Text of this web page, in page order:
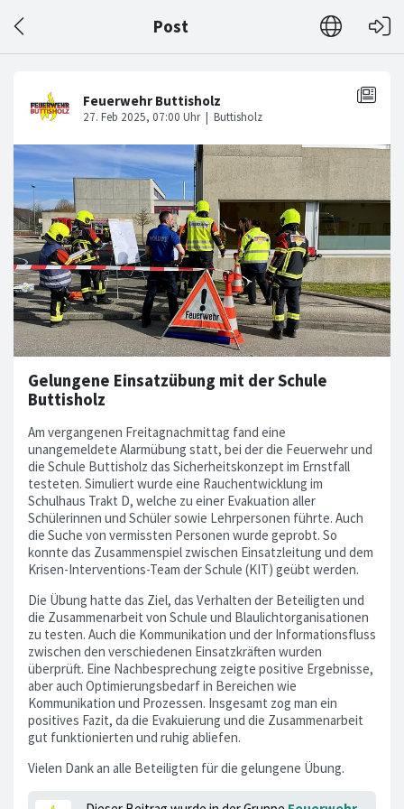
Post
Gelungene Einsatzübung mit der Schule
Buttisholz
Am vergangenen Freitagnachmittag fand eine
unangemeldete Alarmübung statt, bei der die Feuerwehr und
die Schule Buttisholz das Sicherheitskonzept im Ernstfall
testeten. Simuliert wurde eine Rauchentwicklung im
Schulhaus Trakt D, welche zu einer Evakuation aller
Schülerinnen und Schüler sowie Lehrpersonen führte. Auch
die Suche von vermissten Personen wurde geprobt. So
konnte das Zusammenspiel zwischen Einsatzleitung und dem
Krisen-Interventions-Team der Schule (KIT) geübt werden.
Die Übung hatte das Ziel, das Verhalten der Beteiligten und
die Zusammenarbeit von Schule und Blaulichtorganisationen
zu testen. Auch die Kommunikation und der Informationsfluss
zwischen den verschiedenen Einsatzkräften wurden
überprüft. Eine Nachbesprechung zeigte positive Ergebnisse,
aber auch Optimierungsbedarf in Bereichen wie
Kommunikation und Prozessen. Insgesamt zog man ein
positives Fazit, da die Evakuierung und die Zusammenarbeit
gut funktionierten und ruhig abliefen.
Vielen Dank an alle Beteiligten für die gelungene Übung.